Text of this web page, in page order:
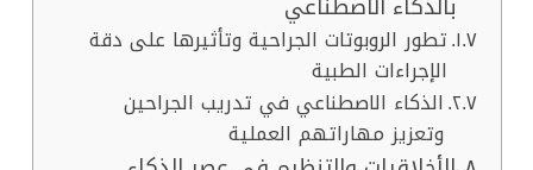
تطور الروبوتات الجراحية وتأثيرها على دقة
الإجراءات الطبية
الذكاء الاصطناعي في تدريب الجراحين
وتعزيز مهاراتهم العملية